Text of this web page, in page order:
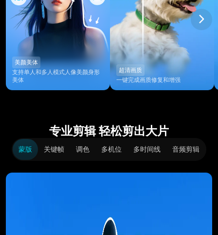
美颜美体
支持单人和多人模式人像美颜身形
美体
超清画质
一键完成画质修复和增强
专业剪辑 轻松剪出大片
蒙版 关键帧 调色 多机位 多时间线 音频剪辑